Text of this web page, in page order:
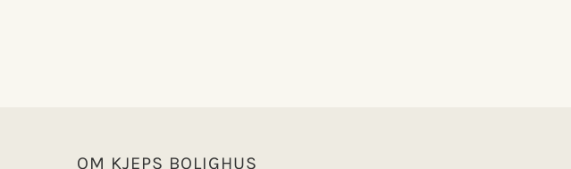
OM KJEPS BOLIGHUS